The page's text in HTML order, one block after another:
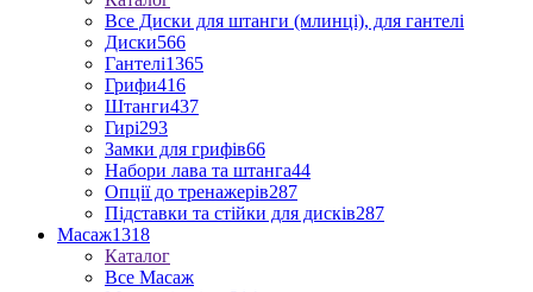
Все Диски для штанги (млинці), для гантелі
Диски566
Гантелі1365
Грифи416
Штанги437
Гирі293
Замки для грифів66
Набори лава та штанга44
Опції до тренажерів287
Підставки та стійки для дисків287
Масаж1318
Каталог
Все Масаж